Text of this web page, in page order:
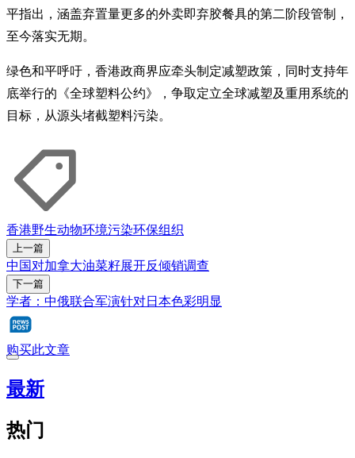
平指出，涵盖弃置量更多的外卖即弃胶餐具的第二阶段管制，
至今落实无期。
绿色和平呼吁，香港政商界应牵头制定减塑政策，同时支持年
底举行的《全球塑料公约》，争取定立全球减塑及重用系统的
目标，从源头堵截塑料污染。
香港野生动物环境污染环保组织
上一篇
中国对加拿大油菜籽展开反倾销调查
下一篇
学者：中俄联合军演针对日本色彩明显
购买此文章
最新
热门